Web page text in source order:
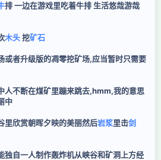
排 一边在游戏里吃着牛排 生活悠哉游哉
木头挖矿石
或者升级版的凋零挖矿场,应当暂时只需要
人不断在煤矿里蹦来跳去,hmm,我的意思
中
里欣赏朝晖夕映的美丽然后岩浆里击剑
独自一人制作轰炸机从峡谷和矿洞上方经